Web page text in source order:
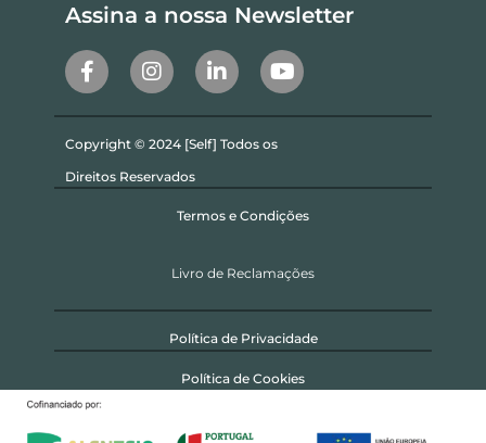
Assina a nossa Newsletter
Copyright © 2024 [Self] Todos os
Direitos Reservados
Termos e Condições
Livro de Reclamações
Política de Privacidade
Política de Cookies